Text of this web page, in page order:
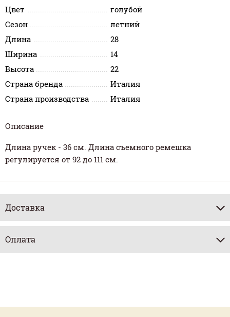
Цвет
голубой
Сезон
летний
Длина
28
Ширина
14
Высота
22
Страна бренда
Италия
Страна производства
Италия
Описание
Длина ручек - 36 см. Длина съемного ремешка
регулируется от 92 до 111 см.
Доставка
Оплата